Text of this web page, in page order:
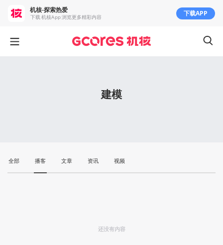
建模
全部 播客 文章 资讯 视频
还没有内容
机核-探索热爱
下载 机核App 浏览更多精彩内容 下载APP